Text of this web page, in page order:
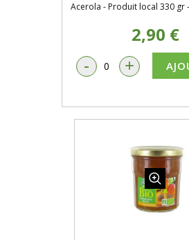
Acerola - Produit local 330 gr
2,90 €
- +